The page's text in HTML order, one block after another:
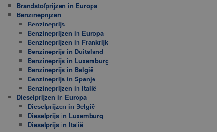
Brandstofprijzen in Europa
Benzineprijzen
Benzineprijs
Benzineprijzen in Europa
Benzineprijzen in Frankrijk
Benzineprijs in Duitsland
Benzineprijs in Luxemburg
Benzineprijs in België
Benzineprijs in Spanje
Benzineprijzen in Italië
Dieselprijzen in Europa
Dieselprijzen in België
Dieselprijs in Luxemburg
Dieselprijs in Italië